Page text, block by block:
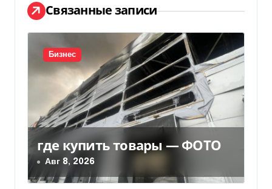
и
я
п
о
з
а
п
Связанные записи
Бизнес
где купить товары — ФОТО
Авг 8, 2026